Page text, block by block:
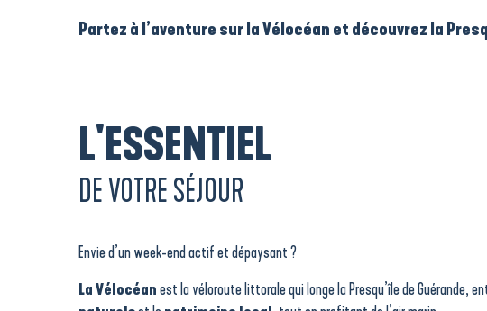
Partez à l’aventure sur la Vélocéan et découvrez la
L'ESSENTIEL
DE VOTRE SÉJOUR
Envie d’un week-end actif et dépaysant ?
La Vélocéanest la véloroute littorale qui longe la Presqu’île de Guérande,